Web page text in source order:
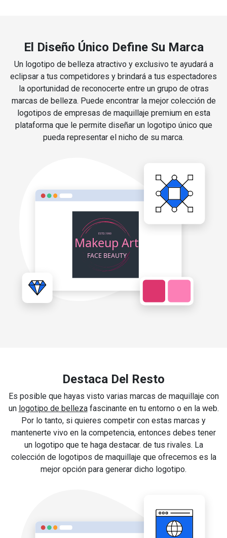
El Diseño Único Define Su Marca
Un logotipo de belleza atractivo y exclusivo te ayudará a
eclipsar a tus competidores y brindará a tus espectadores
la oportunidad de reconocerte entre un grupo de otras
marcas de belleza. Puede encontrar la mejor colección de
logotipos de empresas de maquillaje premium en esta
plataforma que le permite diseñar un logotipo único que
pueda representar el nicho de su marca.
Destaca Del Resto
Es posible que hayas visto varias marcas de maquillaje con
un logotipo de bellezafascinante en tu entorno o en la web.
Por lo tanto, si quieres competir con estas marcas y
mantenerte vivo en la competencia, entonces debes tener
un logotipo que te haga destacar. de tus rivales. La
colección de logotipos de maquillaje que ofrecemos es la
mejor opción para generar dicho logotipo.